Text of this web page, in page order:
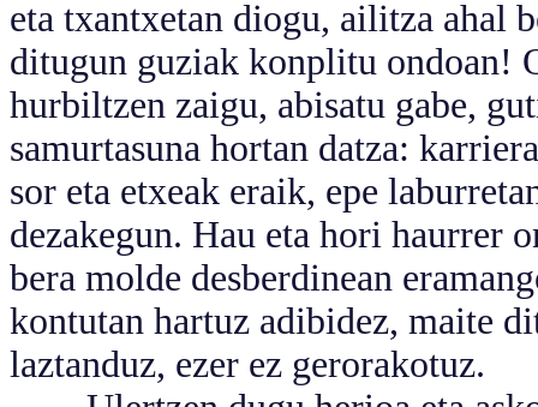
eta txantxetan diogu, ailitza ahal
ditugun guziak konplitu ondoan!
hurbiltzen zaigu, abisatu gabe,
samurtasuna hortan datza:
sor eta etxeak eraik, epe
dezakegun. Hau eta hori haurrer
bera molde desberdinean
kontutan hartuz adibidez, maite
laztanduz, ezer ez gerorakotuz.